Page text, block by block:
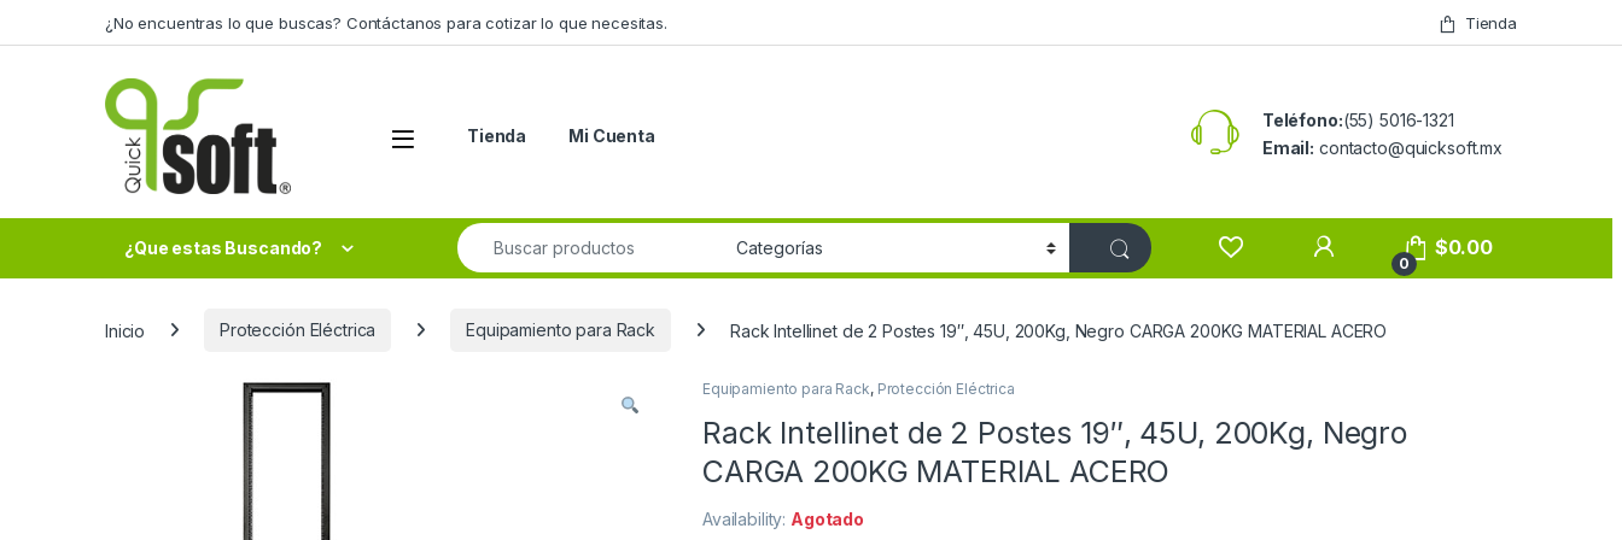
¿No encuentras lo que buscas? Contáctanos para cotizar lo que necesitas. Tienda
Tienda Mi Cuenta
Teléfono:(55) 5016-1321
Email: contacto@quicksoft.mx
¿Que estas Buscando?
Search for:
0
$0.00
Inicio Protección Eléctrica Equipamiento para Rack Rack Intellinet de 2 Postes 19″, 45U, 200Kg, Negro CARGA 200KG MATERIAL ACERO
Equipamiento para Rack, Protección Eléctrica
Rack Intellinet de 2 Postes 19″, 45U, 200Kg, Negro
CARGA 200KG MATERIAL ACERO
Availability: Agotado